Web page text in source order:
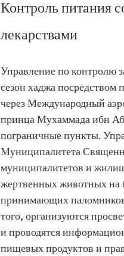
Контроль питания
лекарствами
Управление по контролю
сезон хаджа
через Международный
принца Мухаммада ибн
пограничные пункты.
Муниципалитета
муниципалитетов и
жертвенных животных на
принимающих
того, организуются
и проводятся
пищевых продуктов и